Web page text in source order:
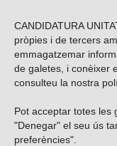
CANDIDATURA
pròpies i de tercers
emmagatzemar
de galetes, i conèixer
consulteu la nostra
Pot acceptar totes les
"Denegar" el seu ús
preferències".
Vols